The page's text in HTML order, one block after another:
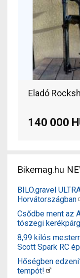
Eladó
140 000
Bikemag.hu
BILO.gravel
Horvátországban
Csődbe ment az
tószegi
8,99 kilós
Scott Spark RC
Hőségben
tempót!